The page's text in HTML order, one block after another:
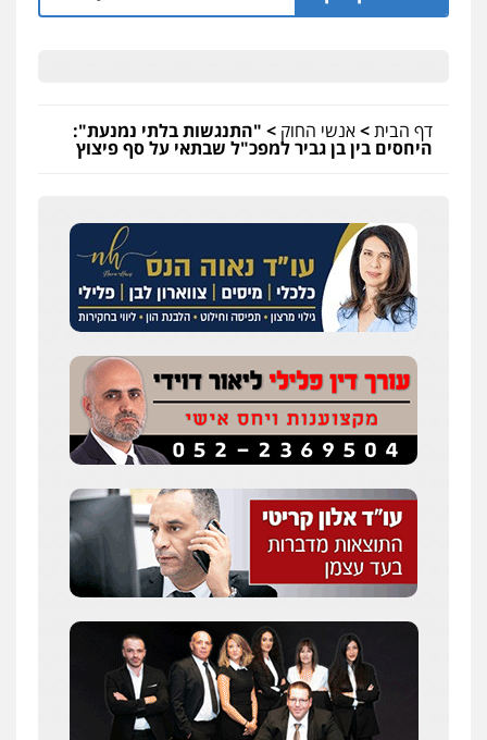
דף הבית>אנשי החוק > "התנגשות בלתי נמנעת":
היחסים בין בן גביר למפכ"ל שבתאי על סף פיצוץ